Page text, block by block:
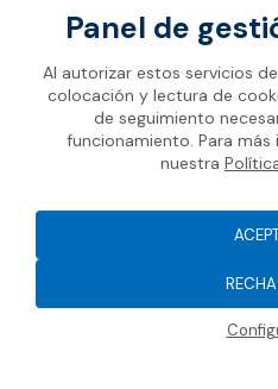
Gecol
Panel de
Al autorizar estos servicios
colocación y lectura de
de seguimiento
funcionamiento. Para
nuestra